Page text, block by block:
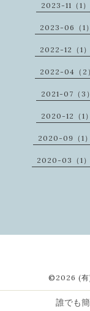
2023-11（1）
2023-06（1）
2022-12（1）
2022-04（2）
2021-07（3）
2020-12（1）
2020-09（1）
2020-03（1）
©2026 (
誰でも